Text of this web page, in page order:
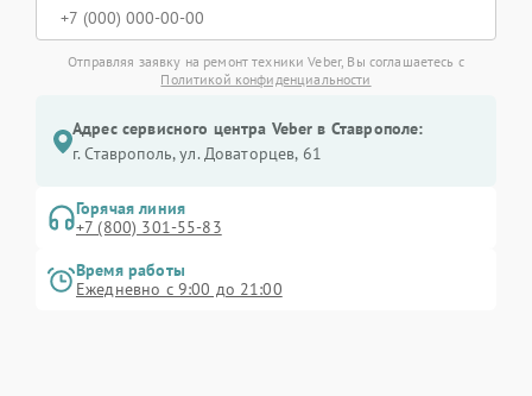
Отправляя заявку на ремонт техники Veber, Вы соглашаетесь с
Политикой конфиденциальности
Адрес сервисного центра Veber в Ставрополе:
г. Ставрополь, ул. Доваторцев, 61
Горячая линия
+7 (800) 301-55-83
Время работы
Ежедневно с 9:00 до 21:00